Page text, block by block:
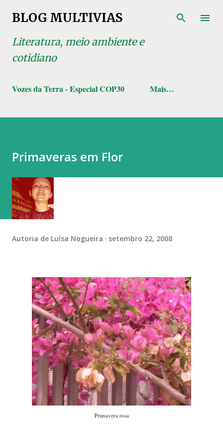
Pular para o conteúdo principal
BLOG MULTIVIAS
Literatura, meio ambiente e
cotidiano
Vozes da Terra - Especial COP30 Mais…
Primaveras em Flor
Autoria de Luísa Nogueira setembro 22, 2008
Primavera rosa